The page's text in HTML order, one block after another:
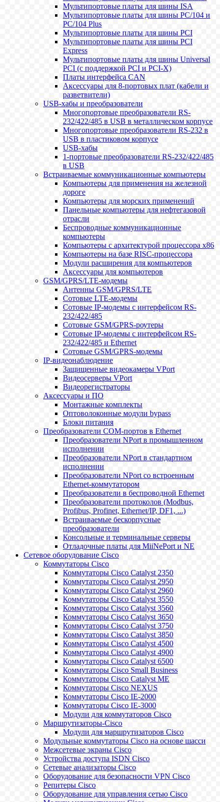
Мультипортовые платы для шины ISA
Мультипортовые платы для шины PC/104 и
PC/104 Plus
Мультипортовые платы для шины PCI
Мультипортовые платы для шины PCI
Express
Мультипортовые платы для шины Universal
PCI (с поддержкой PCI и PCI-X)
Платы интерфейса CAN
Аксессуары для 8-портовых плат (кабели и
разветвители)
USB-хабы и преобразователи
Многопортовые преобразователи RS-
232/422/485 в USB в металлическом корпусе
Многопортовые преобразователи RS-232 в
USB в пластиковом корпусе
USB-хабы
1-портовые преобразователи RS-232/422/485
в USB
Встраиваемые коммуникационные компьютеры
Компьютеры для применения на железной
дороге
Компьютеры для морских применений
Панельные компьютеры для нефтегазовой
отрасли
Беспроводные коммуникационные
компьютеры
Компьютеры с архитектурой процессора x86
Компьютеры на базе RISC-процессора
Модули расширения для компьютеров
Аксессуары для компьютеров
GSM/GPRS/LTE-модемы
Антенны GSM/GPRS/LTE
Сотовые LTE-модемы
Сотовые IP-модемы с интерфейсом RS-
232/422/485
Сотовые GSM/GPRS-роутеры
Сотовые IP-модемы с интерфейсом RS-
232/422/485 и Ethernet
Сотовые GSM/GPRS-модемы
IP-видеонаблюдение
Защищенные видеокамеры VPort
Видеосерверы VPort
Видеорегистраторы
Аксессуары и ПО
Монтажные комплекты
Оптоволоконные модули bypass
Блоки питания
Преобразователи COM-портов в Ethernet
Преобразователи NPort в промышленном
исполнении
Преобразователи NPort в стандартном
исполнении
Преобразователи NPort со встроенным
Ethernet-коммутатором
Преобразователи в беспроводной Ethernet
Преобразователи протоколов (Modbus,
Profibus, Profinet, Ethernet/IP, DF1, ...)
Встраиваемые бескорпусные
преобразователи
Консольные и терминальные серверы
Отладочные платы для MiiNePort и NE
Сетевое оборудование Cisco
Коммутаторы Cisco
Коммутаторы Cisco Catalyst 2350
Коммутаторы Cisco Catalyst 2950
Коммутаторы Cisco Catalyst 2960
Коммутаторы Cisco Catalyst 3550
Коммутаторы Cisco Catalyst 3560
Коммутаторы Cisco Catalyst 3650
Коммутаторы Cisco Catalyst 3750
Коммутаторы Cisco Catalyst 3850
Коммутаторы Cisco Catalyst 4500
Коммутаторы Cisco Catalyst 4900
Коммутаторы Cisco Catalyst 6500
Коммутаторы Cisco Small Business
Коммутаторы Cisco Catalyst ME
Коммутаторы Cisco NEXUS
Коммутаторы Cisco IE-2000
Коммутаторы Cisco IE-3000
Модули для коммутаторов Cisco
Маршрутизаторы-Cisco
Модули для маршрутизаторов Cisco
Модульные коммутаторы Cisco на основе шасси
Межсетевые экраны Cisco
Устройства доступа ISDN Cisco
Сетевые анализаторы Cisco
Оборудование для безопасности VPN Cisco
Репитеры Cisco
Оборудование для управления сетью Cisco